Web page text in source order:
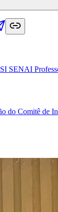
SENAI
do Comitê de